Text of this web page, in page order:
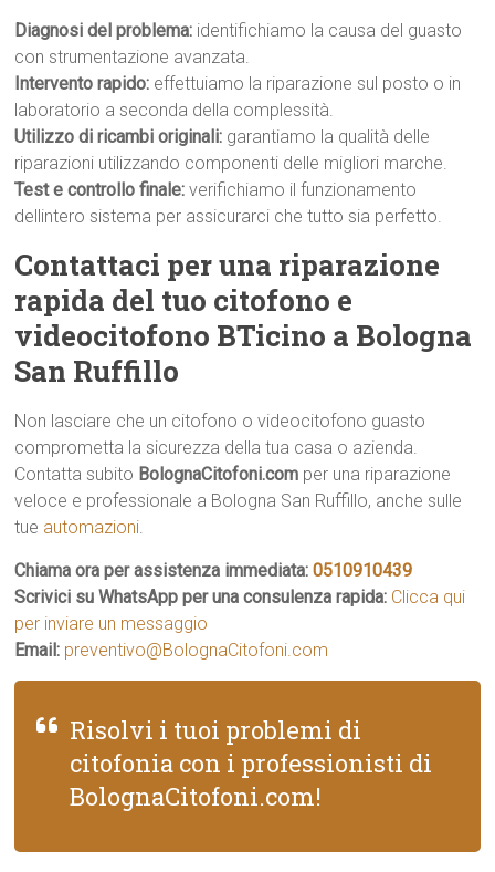
Diagnosi del problema: identifichiamo la causa del guasto
con strumentazione avanzata.
Intervento rapido: effettuiamo la riparazione sul posto o in
laboratorio a seconda della complessità.
Utilizzo di ricambi originali: garantiamo la qualità delle
riparazioni utilizzando componenti delle migliori marche.
Test e controllo finale:verifichiamo il funzionamento
dellintero sistema per assicurarci che tutto sia perfetto.
Contattaci per una riparazione
rapida del tuo citofono e
videocitofono BTicino a Bologna
San Ruffillo
Non lasciare che un citofono o videocitofono guasto
comprometta la sicurezza della tua casa o azienda.
Contatta subito BolognaCitofoni.com per una riparazione
veloce e professionale a Bologna San Ruffillo, anche sulle
tue automazioni.
Chiama ora per assistenza immediata:0510910439
Scrivici su WhatsApp per una consulenza rapida: Clicca qui
per inviare un messaggio
Email: preventivo@BolognaCitofoni.com
Risolvi i tuoi problemi di
citofonia con i professionisti di
BolognaCitofoni.com!